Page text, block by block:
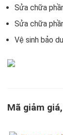
Sửa chữa
Sửa chữa
Vệ sinh bảo
Mã giảm